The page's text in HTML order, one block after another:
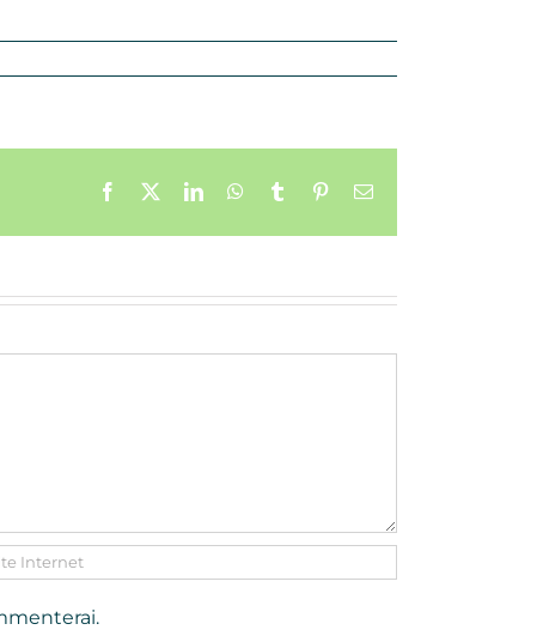
Facebook LinkedInWhatsApp
Tumblr PinterestEmail